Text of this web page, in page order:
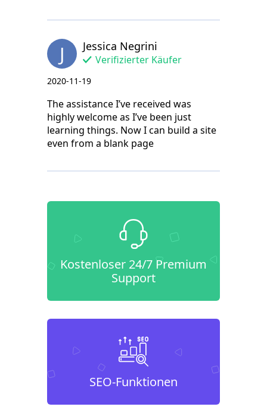
J Jessica Negrini
Verifizierter Käufer
2020-11-19
The assistance I’ve received was
highly welcome as I’ve been just
learning things. Now I can build a site
even from a blank page
Kostenloser 24/7 Premium
Support
SEO-Funktionen